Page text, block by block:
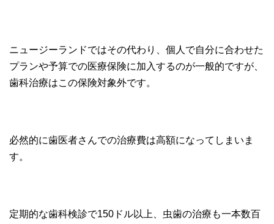
ニュージーランドではその代わり、個人で自分に合わせた
プランや予算での医療保険に加入するのが一般的ですが、
歯科治療はこの保険対象外です。
必然的に歯医者さんでの治療費は高額になってしまいま
す。
定期的な歯科検診で150ドル以上、虫歯の治療も一本数百